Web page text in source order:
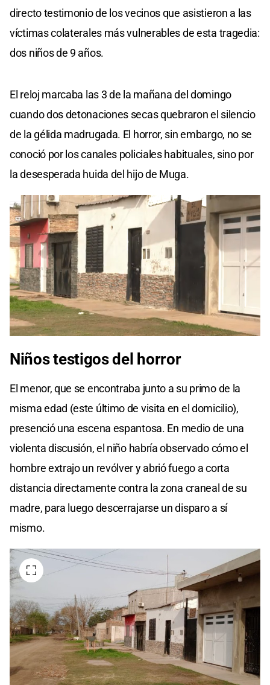
directo testimonio de los vecinos que asistieron a las
víctimas colaterales más vulnerables de esta tragedia:
dos niños de 9 años.
El reloj marcaba las 3 de la mañana del domingo
cuando dos detonaciones secas quebraron el silencio
de la gélida madrugada. El horror, sin embargo, no se
conoció por los canales policiales habituales, sino por
la desesperada huida del hijo de Muga.
Niños testigos del horror
El menor, que se encontraba junto a su primo de la
misma edad (este último de visita en el domicilio),
presenció una escena espantosa. En medio de una
violenta discusión, el niño habría observado cómo el
hombre extrajo un revólver y abrió fuego a corta
distancia directamente contra la zona craneal de su
madre, para luego descerrajarse un disparo a sí
mismo.